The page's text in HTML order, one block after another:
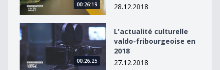
00:26:19
28.12.2018
L&#039;actualité culturelle valdo-fribourgeoise en
00:26:25
L'actualité culturelle
valdo-fribourgeoise en
2018
27.12.2018